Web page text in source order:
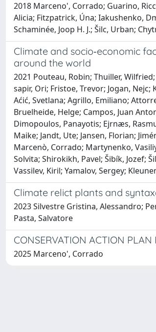
2018 Marceno', Corrado; Guarino,
Alicia; Fitzpatrick, Úna; Iakushenko,
Schaminée, Joop H. J.; Šilc, Urban;
Climate and socio‐economic
around the world
2021 Pouteau, Robin; Thuiller,
sapir, Ori; Fristoe, Trevor; Jogan,
Aćić, Svetlana; Agrillo, Emiliano;
Bruelheide, Helge; Campos, Juan
Dimopoulos, Panayotis; Ejrnæs,
Maike; Jandt, Ute; Jansen, Florian;
Marcenò, Corrado; Martynenko,
Solvita; Shirokikh, Pavel; Šibík, Jozef;
Vassilev, Kiril; Yamalov, Sergey;
Climate relict plants and
2023 Silvestre Gristina, Alessandro;
Pasta, Salvatore
CONSERVATION ACTION PLAN
2025 Marceno', Corrado